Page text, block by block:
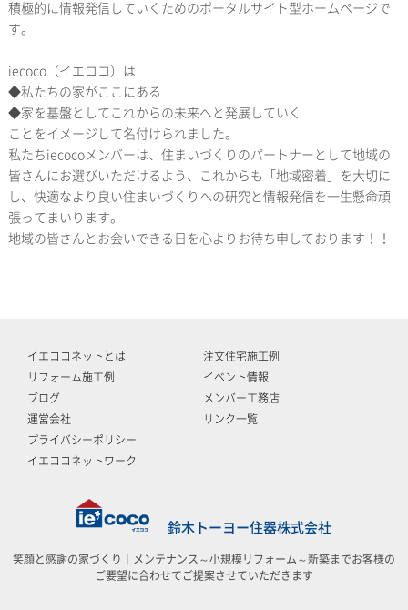
積極的に情報発信していくためのポータルサイト型ホームページで
す。
iecoco（イエココ）は
◆私たちの家がここにある
◆家を基盤としてこれからの未来へと発展していく
ことをイメージして名付けられました。
私たちiecocoメンバーは、住まいづくりのパートナーとして地域の
皆さんにお選びいただけるよう、これからも「地域密着」を大切に
し、快適なより良い住まいづくりへの研究と情報発信を一生懸命頑
張ってまいります。
地域の皆さんとお会いできる日を心よりお待ち申しております！！
イエココネットとは
注文住宅施工例
リフォーム施工例
イベント情報
ブログ
メンバー工務店
運営会社
リンク一覧
プライバシーポリシー
イエココネットワーク
鈴木トーヨー住器株式会社
笑顔と感謝の家づくり｜メンテナンス～小規模リフォーム～新築までお客様の
ご要望に合わせてご提案させていただきます